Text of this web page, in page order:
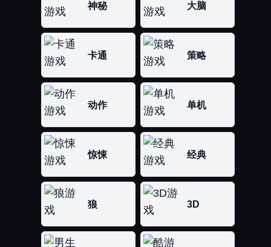
神秘 大脑
卡通 策略
动作 单机
惊悚 经典
狼 3D